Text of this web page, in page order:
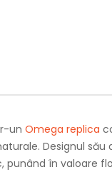
un Omega replica
Designul său
în valoare